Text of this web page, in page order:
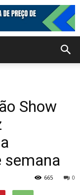
Show
semana
0
665